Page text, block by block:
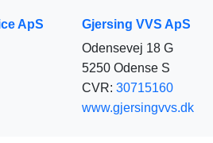
ApS
Gjersing VVS ApS
Odensevej 18 G
5250 Odense S
CVR: 30715160
www.gjersingvvs.dk